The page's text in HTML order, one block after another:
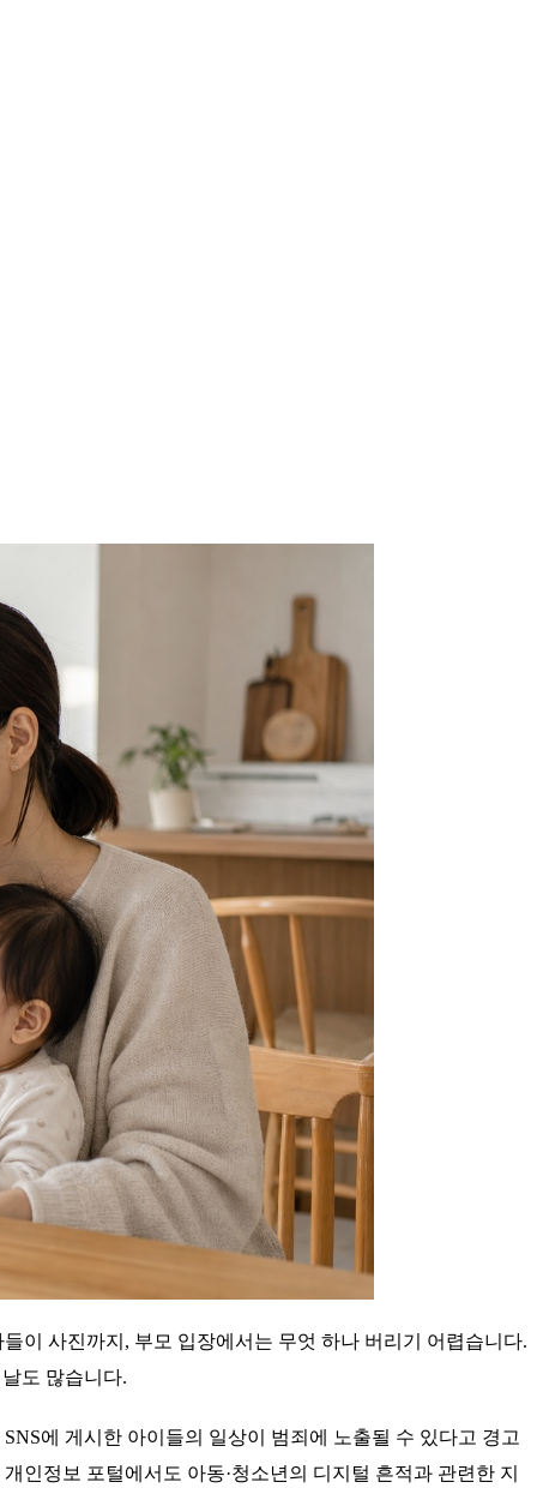
이 사진까지, 부모 입장에서는 무엇 하나 버리기 어렵습니다.
도 많습니다.
에 게시한 아이들의 일상이 범죄에 노출될 수 있다고 경고
인정보 포털에서도 아동·청소년의 디지털 흔적과 관련한 지